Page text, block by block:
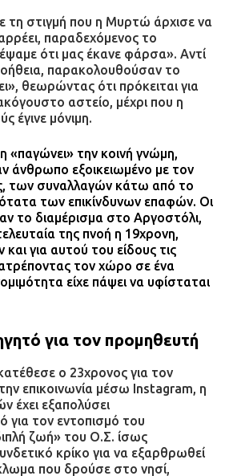
τη στιγμή που η Μυρτώ άρχισε να
παραδεχόμενος το
ότι μας έκανε φάρσα». Αντί
παρακολουθούσαν το
θεωρώντας ότι πρόκειται για
αστείο, μέχρι που η
έγινε μόνιμη.
«παγώνει» την κοινή γνώμη,
άνθρωπο εξοικειωμένο με τον
των συναλλαγών κάτω από το
των επικίνδυνων επαφών. Οι
το διαμέρισμα στο Αργοστόλι,
της πνοή η 19χρονη,
και για αυτού του είδους τις
τον χώρο σε ένα
είχε πάψει να υφίσταται
για τον προμηθευτή
ο 23χρονος για τον
επικοινωνία μέσω Instagram, η
έχει εξαπολύσει
για τον εντοπισμό του
ζωή» του Ο.Σ. ίσως
κρίκο για να εξαρθρωθεί
που δρούσε στο νησί,